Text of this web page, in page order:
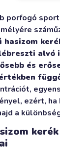
porfogó
hasizom
alvó
és
ezért, ha
a